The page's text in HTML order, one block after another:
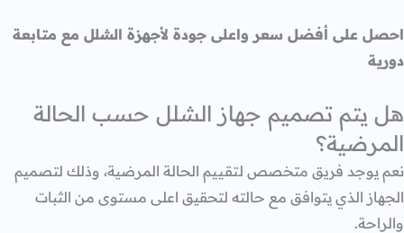
احصل على أفضل سعر واعلى جودة لأجهزة الشلل مع متابعة
دورية
هل يتم تصميم جهاز الشلل حسب الحالة
المرضية؟
نعم يوجد فريق متخصص لتقييم الحالة المرضية، وذلك لتصميم
الجهاز الذي يتوافق مع حالته لتحقيق اعلى مستوى من الثبات
والراحة.